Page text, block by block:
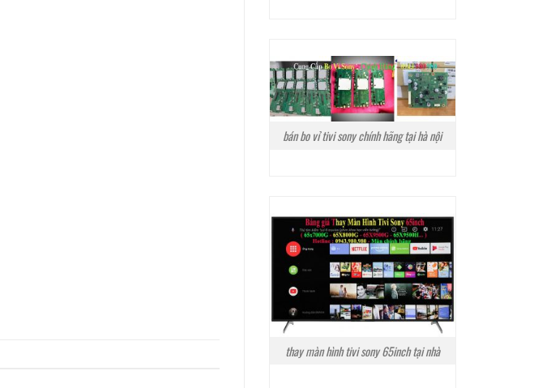
bán bo vỉ tivi sony chính hãng tại hà nội
thay màn hình tivi sony 65inch tại nhà